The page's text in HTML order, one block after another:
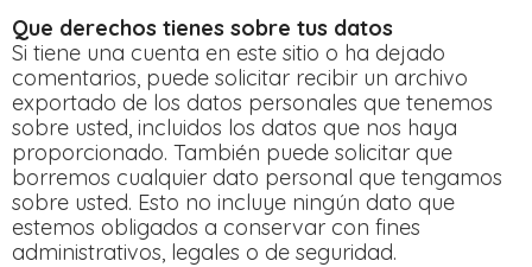
Que derechos tienes sobre tus datos
Si tiene una cuenta en este sitio o ha dejado
comentarios, puede solicitar recibir un archivo
exportado de los datos personales que tenemos
sobre usted, incluidos los datos que nos haya
proporcionado. También puede solicitar que
borremos cualquier dato personal que tengamos
sobre usted. Esto no incluye ningún dato que
estemos obligados a conservar con fines
administrativos, legales o de seguridad.